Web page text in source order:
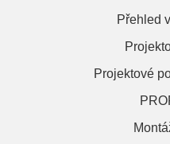
Přehled
Projektové